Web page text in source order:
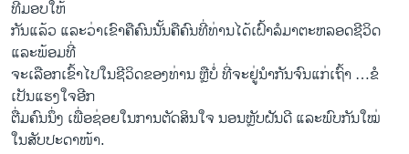
ທີ່ມອບໃຫ້
ກັນແລ້ວ ແລະວ່າເຂົາ​ຄື​ຄົນ​ນັ້ນ​ຄືຄົນທີ່ທ່ານໄດ້ເຝົ້າລໍມາຕະຫລອດຊີວິດ
ແລະພ້ອມທີ່
ຈະເລືອກ​ເຂົ້າໄປ​ໃນ​ຊີວິດ​ຂອງ​ທ່ານ ຫຼື​ບໍ່ ທີ່ຈະຢູ່ນໍາກັນຈົນແກ່ເຖົ້າ …ຂໍ
ເປັນແຮງໃຈອີກ
ຕື່ມຄົນນຶ່ງ ເພື່ອຊ່ອຍໃນການຕັດສິນໃຈ ນອນຫຼັບຝັນດີ ແລະພົບກັນໃໝ່
ໃນສັບປະດາໜ້າ.